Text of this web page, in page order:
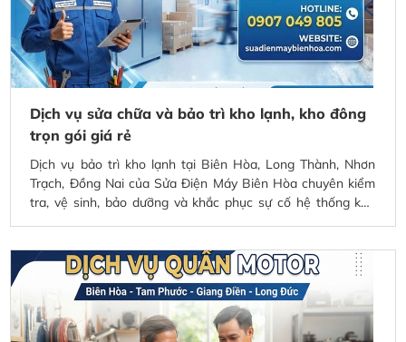
Dịch vụ sửa chữa và bảo trì kho lạnh, kho đông
trọn gói giá rẻ
Dịch vụ bảo trì kho lạnh tại Biên Hòa, Long Thành, Nhơn
Trạch, Đồng Nai của Sửa Điện Máy Biên Hòa chuyên kiểm
tra, vệ sinh, bảo dưỡng và khắc phục sự cố hệ thống kho
nơi, giúp hệ thống vận hành ổn định, tiết kiệm điện năng,
kéo dài tuổi thọ thiết bị và hạn chế hư hỏng đột xuất. Nhận
bảo trì định kỳ, xử lý nhanh 24/7 với chi phí hợp lý tại toàn
khu vực Đồng Nai.